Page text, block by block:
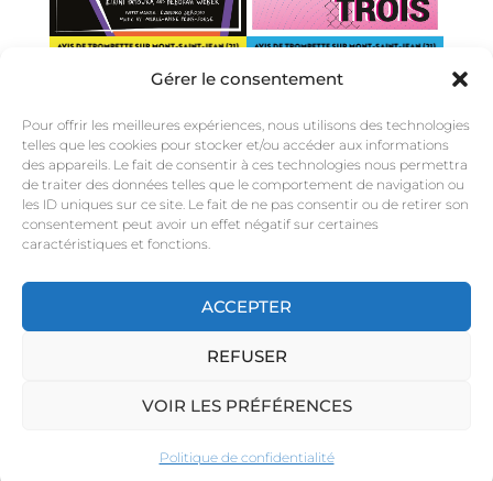
Gérer le consentement
Pour offrir les meilleures expériences, nous utilisons des technologies
telles que les cookies pour stocker et/ou accéder aux informations
des appareils. Le fait de consentir à ces technologies nous permettra
de traiter des données telles que le comportement de navigation ou
les ID uniques sur ce site. Le fait de ne pas consentir ou de retirer son
consentement peut avoir un effet négatif sur certaines
caractéristiques et fonctions.
ACCEPTER
REFUSER
VOIR LES PRÉFÉRENCES
Politique de confidentialité